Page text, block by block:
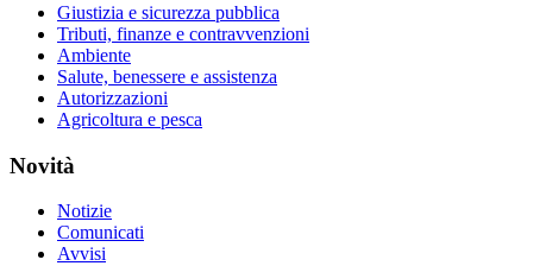
Giustizia e sicurezza pubblica
Tributi, finanze e contravvenzioni
Ambiente
Salute, benessere e assistenza
Autorizzazioni
Agricoltura e pesca
Novità
Notizie
Comunicati
Avvisi